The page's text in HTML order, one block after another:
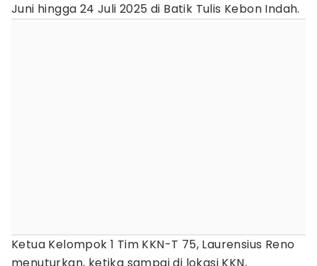
Juni hingga 24 Juli 2025 di Batik Tulis Kebon Indah.
Ketua Kelompok 1 Tim KKN-T 75, Laurensius Reno